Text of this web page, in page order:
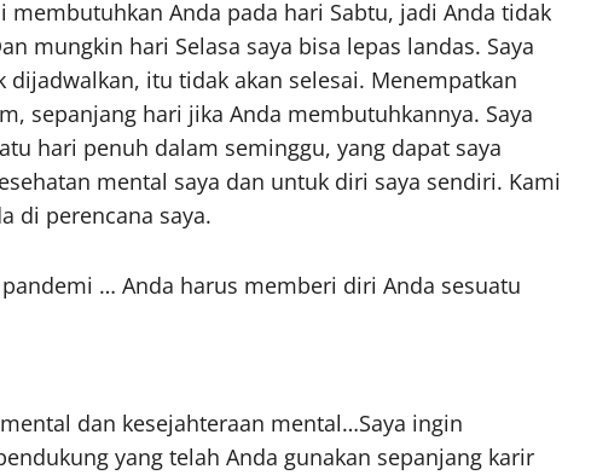
membutuhkan Anda pada hari Sabtu, jadi Anda tidak
mungkin hari Selasa saya bisa lepas landas. Saya
itu tidak akan selesai. Menempatkan
sepanjang hari jika Anda membutuhkannya. Saya
hari penuh dalam seminggu, yang dapat saya
mental saya dan untuk diri saya sendiri. Kami
di perencana saya.
… Anda harus memberi diri Anda sesuatu
dan kesejahteraan mental…Saya ingin
yang telah Anda gunakan sepanjang karir